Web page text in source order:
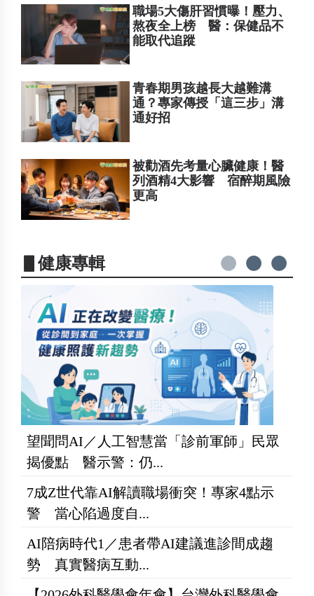
職場5大傷肝習慣曝！壓力、
熬夜全上榜 醫：保健品不
能取代追蹤
青春期男孩越長大越難溝
通？專家傳授「這三步」溝
通好招
被勸酒先考量心臟健康！醫
列酒精4大影響 宿醉期風險
更高
▋健康專輯
望聞問AI／人工智慧當「診前軍師」民眾
揭優點 醫示警：仍...
7成Z世代靠AI解讀職場衝突！專家4點示
警 當心陷過度自...
AI陪病時代1／患者帶AI建議進診間成趨
勢 真實醫病互動...